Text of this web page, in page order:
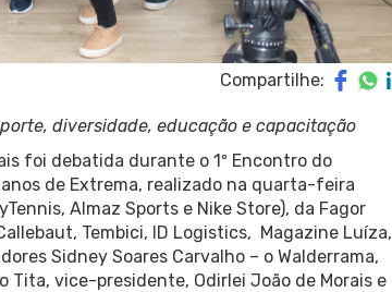
Compartilhe:
diversidade, educação e capacitação
foi debatida durante o 1º Encontro do
de Extrema, realizado na quarta-feira
Almaz Sports e Nike Store), da Fagor
Tembici, ID Logistics, Magazine Luíza,
Sidney Soares Carvalho – o Walderrama,
Tita, vice-presidente, Odirlei João de Morais e